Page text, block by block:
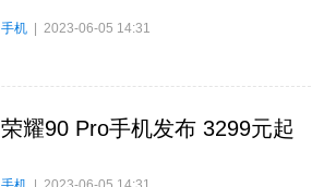
手机 | 2023-06-05 14:31
荣耀90 Pro手机发布 3299元起